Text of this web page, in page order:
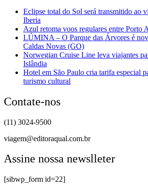
Eclipse total do Sol será transmitido ao
Iberia
Azul retoma voos regulares entre Porto
LÚMINA – O Parque das Árvores é
Caldas Novas (GO)
Norwegian Cruise Line leva viajantes
Islândia
Hotel em São Paulo cria tarifa especial
turismo cultural
Contate-nos
(11) 3024-9500
viagem@editoraqual.com.br
Assine nossa newslleter
[sibwp_form id=22]